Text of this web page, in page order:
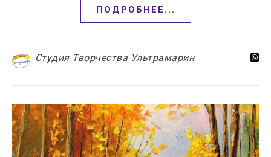
ПОДРОБНЕЕ...
Студия Творчества Ультрамарин